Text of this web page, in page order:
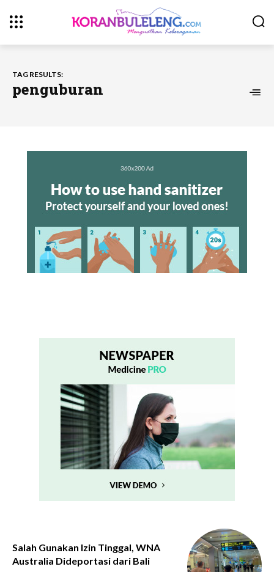
TAG RESULTS:
penguburan
Salah Gunakan Izin Tinggal, WNA
Australia Dideportasi dari Bali